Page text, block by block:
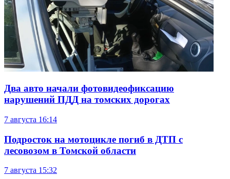
Два авто начали фотовидеофиксацию
нарушений ПДД на томских дорогах
7 августа 16:14
Подросток на мотоцикле погиб в ДТП с
лесовозом в Томской области
7 августа 15:32